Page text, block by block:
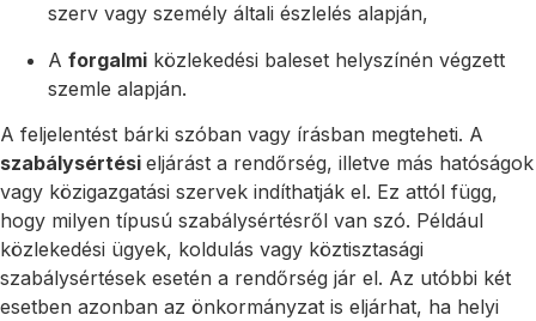
szerv vagy személy általi észlelés alapján,
A forgalmi közlekedési baleset helyszínén végzett
szemle alapján.
A feljelentést bárki szóban vagy írásban megteheti. A
szabálysértési eljárást a rendőrség, illetve más hatóságok
vagy közigazgatási szervek indíthatják el. Ez attól függ,
hogy milyen típusú szabálysértésről van szó. Például
közlekedési ügyek, koldulás vagy köztisztasági
szabálysértések esetén a rendőrség jár el. Az utóbbi két
esetben azonban az önkormányzat is eljárhat, ha helyi